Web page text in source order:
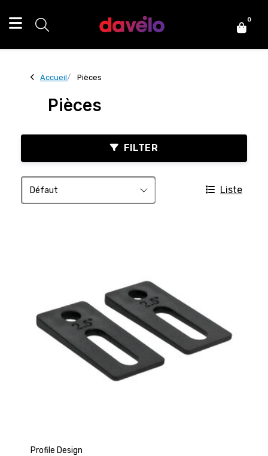
0
Accueil Pièces
Pièces
FILTER
Liste
Profile Design